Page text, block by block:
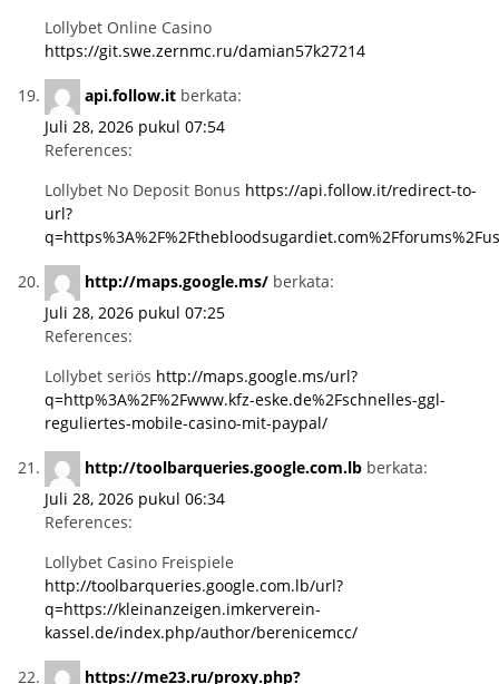
Lollybet Online Casino
https://git.swe.zernmc.ru/damian57k27214
api.follow.it berkata:
Juli 28, 2026 pukul 07:54
References:
Lollybet No Deposit Bonus https://api.follow.it/redirect-to-
url?
http://maps.google.ms/ berkata:
Juli 28, 2026 pukul 07:25
References:
Lollybet seriös http://maps.google.ms/url?
q=http%3A%2F%2Fwww.kfz-eske.de%2Fschnelles-ggl-
reguliertes-mobile-casino-mit-paypal/
http://toolbarqueries.google.com.lb berkata:
Juli 28, 2026 pukul 06:34
References:
Lollybet Casino Freispiele
http://toolbarqueries.google.com.lb/url?
q=https://kleinanzeigen.imkerverein-
kassel.de/index.php/author/berenicemcc/
https://me23.ru/proxy.php?